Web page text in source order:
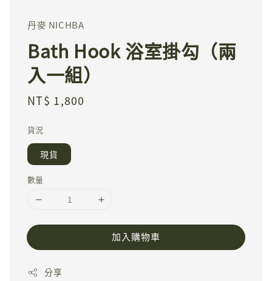
丹麥 NICHBA
Bath Hook 浴室掛勾（兩
入一組）
Regular
NT$ 1,800
貨況
現貨
數量
加入購物車
分享